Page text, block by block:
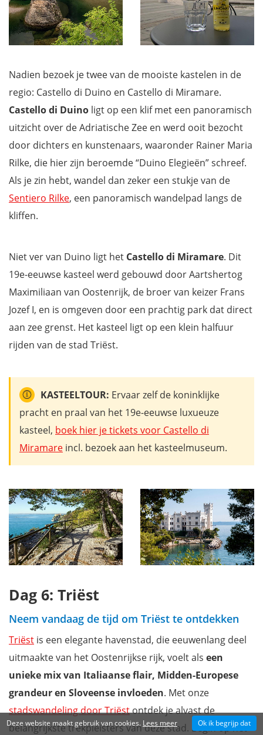
Nadien bezoek je twee van de mooiste kastelen in de
regio: Castello di Duino en Castello di Miramare.
Castello di Duino ligt op een klif met een panoramisch
uitzicht over de Adriatische Zee en werd ooit bezocht
door dichters en kunstenaars, waaronder Rainer Maria
Rilke, die hier zijn beroemde “Duino Elegieën” schreef.
Als je zin hebt, wandel dan zeker een stukje van de
Sentiero Rilke, een panoramisch wandelpad langs de
kliffen.
Niet ver van Duino ligt het Castello di Miramare. Dit
19e-eeuwse kasteel werd gebouwd door Aartshertog
Maximiliaan van Oostenrijk, de broer van keizer Frans
Jozef I, en is omgeven door een prachtig park dat direct
aan zee grenst. Het kasteel ligt op een klein halfuur
rijden van de stad Triëst.
KASTEELTOUR: Ervaar zelf de koninklijke
pracht en praal van het 19e-eeuwse luxueuze
kasteel, boek hier je tickets voor Castello di
Miramare incl. bezoek aan het kasteelmuseum.
Dag 6: Triëst
Neem vandaag de tijd om Triëst te ontdekken
Triëst is een elegante havenstad, die eeuwenlang deel
uitmaakte van het Oostenrijkse rijk, voelt als een
unieke mix van Italiaanse flair, Midden-Europese
grandeur en Sloveense invloeden. Met onze
stadswandeling door Triëstontdek je alvast de
belangrijkste trekpleisters van deze stad. Begin op het
Deze website maakt gebruik van cookies. Lees meer Ok ik begrijp dat